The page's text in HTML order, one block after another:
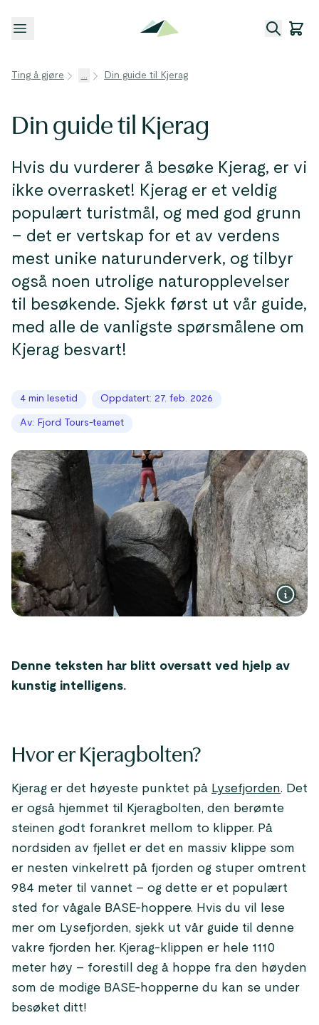
Åpne meny
Ting å gjøre ... Din guide til Kjerag
Din guide til Kjerag
Hvis du vurderer å besøke Kjerag, er vi
ikke overrasket! Kjerag er et veldig
populært turistmål, og med god grunn
– det er vertskap for et av verdens
mest unike naturunderverk, og tilbyr
også noen utrolige naturopplevelser
til besøkende. Sjekk først ut vår guide,
med alle de vanligste spørsmålene om
Kjerag besvart!
4 min lesetid Oppdatert: 27. feb. 2026
Av: Fjord Tours-teamet
Denne teksten har blitt oversatt ved hjelp av
kunstig intelligens.
Hvor er Kjeragbolten?
Kjerag er det høyeste punktet på Lysefjorden. Det
er også hjemmet til Kjeragbolten, den berømte
steinen godt forankret mellom to klipper. På
nordsiden av fjellet er det en massiv klippe som
er nesten vinkelrett på fjorden og stuper omtrent
984 meter til vannet – og dette er et populært
sted for vågale BASE-hoppere. Hvis du vil lese
mer om Lysefjorden, sjekk ut vår guide til denne
vakre fjorden her. Kjerag-klippen er hele 1110
meter høy – forestill deg å hoppe fra den høyden
som de modige BASE-hopperne du kan se under
besøket ditt!